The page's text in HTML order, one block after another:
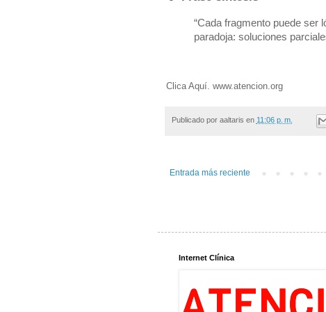
“Cada fragmento puede ser
paradoja: soluciones
Clica Aquí. www.atencion.org
Publicado por aaltaris en 11:06 p. m.
Entrada más reciente
Internet Clínica